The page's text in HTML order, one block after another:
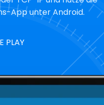
App unter Android.
PLAY